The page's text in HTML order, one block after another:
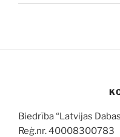
Biedrība “Latvijas
Reģ.nr. 40008300783